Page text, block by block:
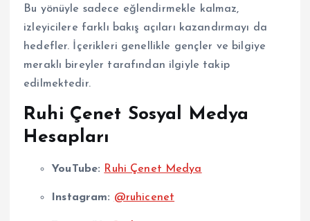
Bu yönüyle sadece eğlendirmekle kalmaz,
izleyicilere farklı bakış açıları kazandırmayı da
hedefler. İçerikleri genellikle gençler ve bilgiye
meraklı bireyler tarafından ilgiyle takip
edilmektedir.
Ruhi Çenet Sosyal Medya
Hesapları
YouTube: Ruhi Çenet Medya
Instagram: @ruhicenet